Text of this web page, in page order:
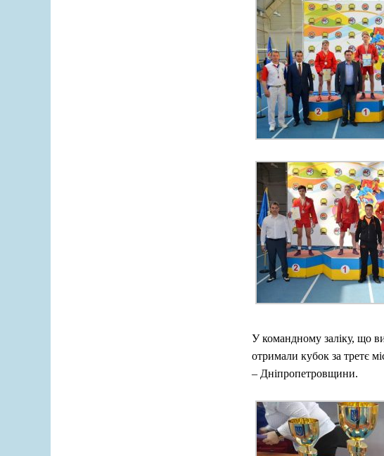
У командному заліку, що
отримали кубок за третє
– Дніпропетровщини.